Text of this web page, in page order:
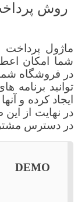
روش
ماژول
شما امکان
در فروشگاه شما
توانید برنامه
ایجاد کرده و
در نهایت از
در دسترس
DEMO